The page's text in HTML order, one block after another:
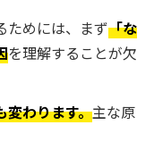
ためには、まず「な
を理解することが欠
変わります。主な原